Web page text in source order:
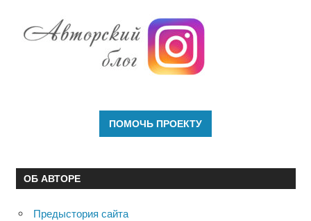
ОБ АВТОРЕ
Предыстория сайта